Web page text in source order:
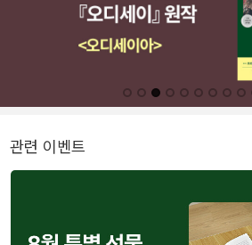
관련 이벤트